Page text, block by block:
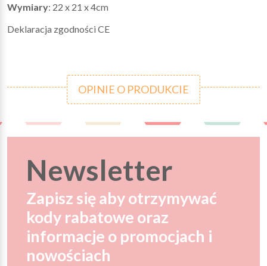
Wymiary: 22 x 21 x 4cm
Deklaracja zgodności CE
OPINIE O PRODUKCIE
Newsletter
Zapisz się aby otrzymywać
kody rabatowe oraz
informacje o promocjach i
nowościach